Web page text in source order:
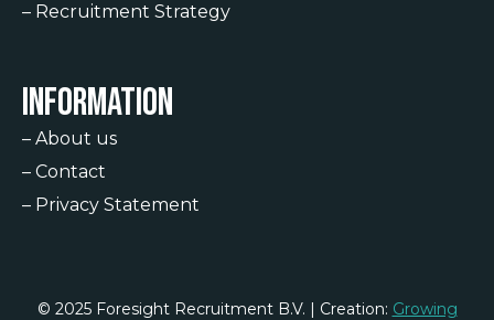
– Recruitment Strategy
Information
– About us
– Contact
– Privacy Statement
© 2025 Foresight Recruitment B.V. | Creation: Growing